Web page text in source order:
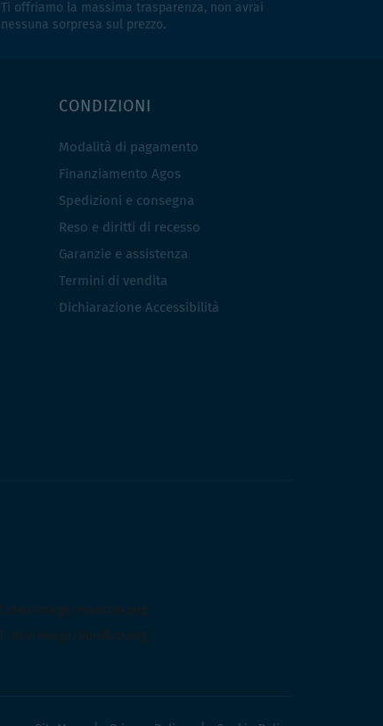
Ti offriamo la massima trasparenza, non avrai
nessuna sorpresa sul prezzo.
CONDIZIONI
Modalità di pagamento
Finanziamento Agos
Spedizioni e consegna
Reso e diritti di recesso
Garanzie e assistenza
Termini di vendita
Dichiarazione Accessibilità